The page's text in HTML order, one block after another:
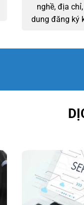
nghề, địa
dung đăng ký